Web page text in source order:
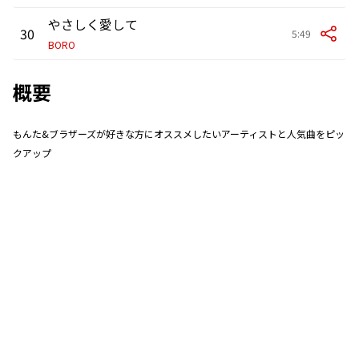
30 やさしく愛して
BORO
5:49
概要
もんた&ブラザーズが好きな方にオススメしたいアーティストと人気曲をピッ
クアップ